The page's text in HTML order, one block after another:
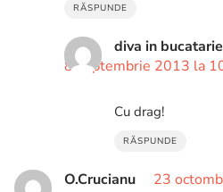
RĂSPUNDE
diva in bucatarie
8 septembrie 2013 la
Cu drag!
RĂSPUNDE
O.Crucianu 23